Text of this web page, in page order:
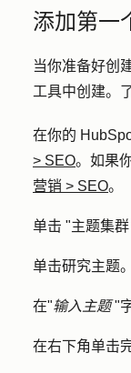
添加第一
当你准备好创
工具中创建。
在你的
> SEO。如果
营销 > SEO。
单击 "主题集群
单击研究主题。
在"输入主题"
在右下角单击